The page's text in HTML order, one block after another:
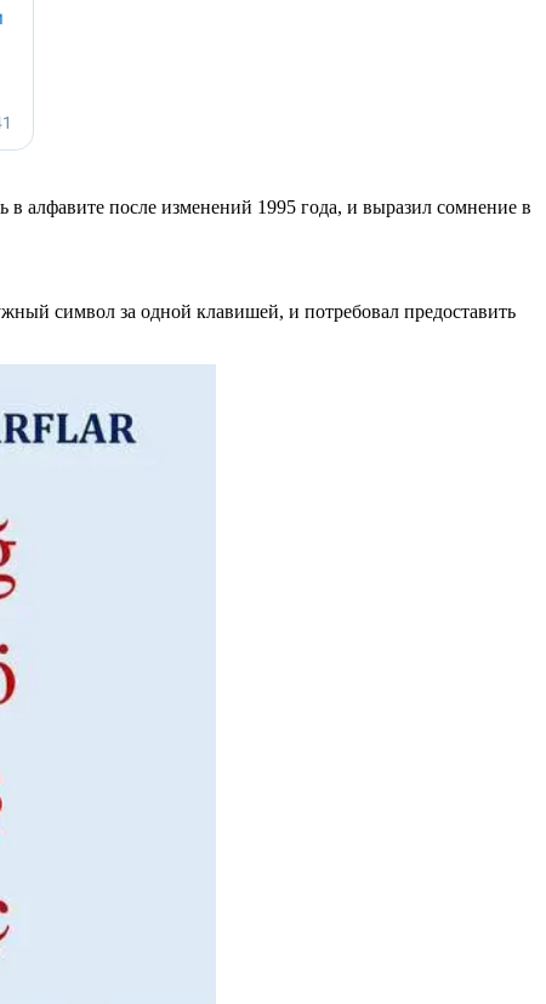
алфавите после изменений 1995 года, и выразил сомнение в
символ за одной клавишей, и потребовал предоставить